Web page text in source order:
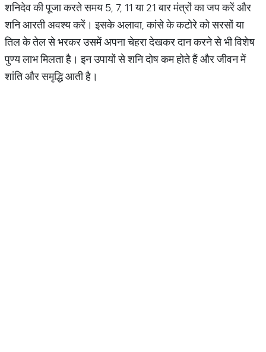
शनिदेव की पूजा करते समय 5, 7, 11 या 21 बार मंत्रों का जप करें और
शनि आरती अवश्य करें। इसके अलावा, कांसे के कटोरे को सरसों या
तिल के तेल से भरकर उसमें अपना चेहरा देखकर दान करने से भी विशेष
पुण्य लाभ मिलता है। इन उपायों से शनि दोष कम होते हैं और जीवन में
शांति और समृद्धि आती है।